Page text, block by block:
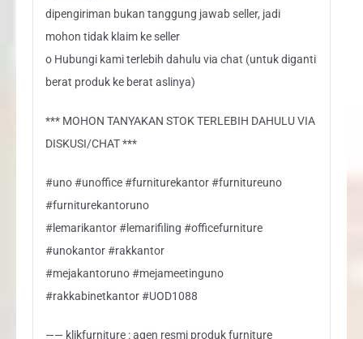
dipengiriman bukan tanggung jawab seller, jadi
mohon tidak klaim ke seller
o Hubungi kami terlebih dahulu via chat (untuk diganti
berat produk ke berat aslinya)
*** MOHON TANYAKAN STOK TERLEBIH DAHULU VIA
DISKUSI/CHAT ***
#uno #unoffice #furniturekantor #furnitureuno
#furniturekantoruno
#lemarikantor #lemarifiling #officefurniture
#unokantor #rakkantor
#mejakantoruno #mejameetinguno
#rakkabinetkantor #UOD1088
—— klikfurniture : agen resmi produk furniture